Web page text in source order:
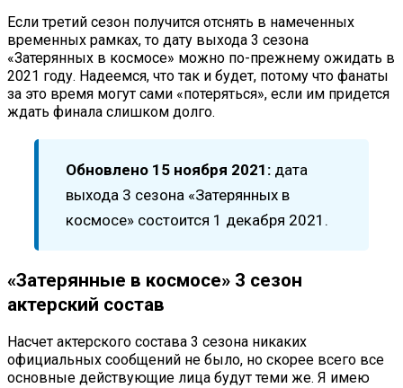
Если третий сезон получится отснять в намеченных
временных рамках, то дату выхода 3 сезона
«Затерянных в космосе» можно по-прежнему ожидать в
2021 году. Надеемся, что так и будет, потому что фанаты
за это время могут сами «потеряться», если им придется
ждать финала слишком долго.
Обновлено 15 ноября 2021: дата
выхода 3 сезона «Затерянных в
космосе» состоится 1 декабря 2021.
«Затерянные в космосе» 3 сезон
актерский состав
Насчет актерского состава 3 сезона никаких
официальных сообщений не было, но скорее всего все
основные действующие лица будут теми же. Я имею